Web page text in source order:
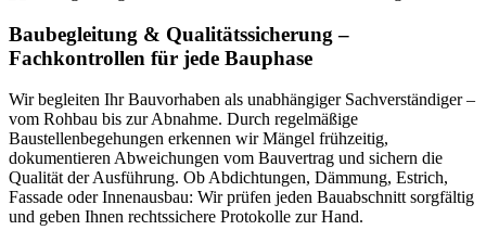
Baubegleitung & Qualitätssicherung –
Fachkontrollen für jede Bauphase
Wir begleiten Ihr Bauvorhaben als unabhängiger Sachverständiger –
vom Rohbau bis zur Abnahme. Durch regelmäßige
Baustellenbegehungen erkennen wir Mängel frühzeitig,
dokumentieren Abweichungen vom Bauvertrag und sichern die
Qualität der Ausführung. Ob Abdichtungen, Dämmung, Estrich,
Fassade oder Innenausbau: Wir prüfen jeden Bauabschnitt sorgfältig
und geben Ihnen rechtssichere Protokolle zur Hand.